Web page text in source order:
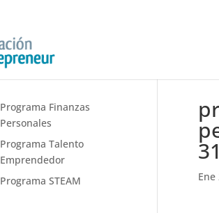
Ene
Programa Finanzas
Personales
Programa Talento
Emprendedor
Programa STEAM